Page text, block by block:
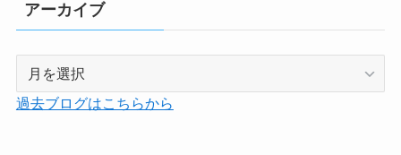
アーカイブ
カ
過去ブログはこちらから